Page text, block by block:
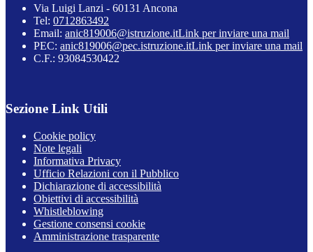
Via Luigi Lanzi - 60131 Ancona
Tel: 0712863492
Email: anic819006@istruzione.itLink per inviare una mail
PEC: anic819006@pec.istruzione.itLink per inviare una mail
C.F.: 93084530422
Sezione Link Utili
Cookie policy
Note legali
Informativa Privacy
Ufficio Relazioni con il Pubblico
Dichiarazione di accessibilità
Obiettivi di accessibilità
Whistleblowing
Gestione consensi cookie
Amministrazione trasparente